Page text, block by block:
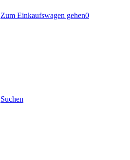
Zum Einkaufswagen gehen0
Suchen